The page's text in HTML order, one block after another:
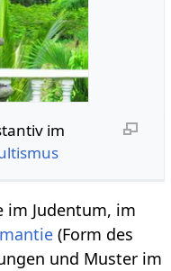
im Judentum, im
(Form des
und Muster im